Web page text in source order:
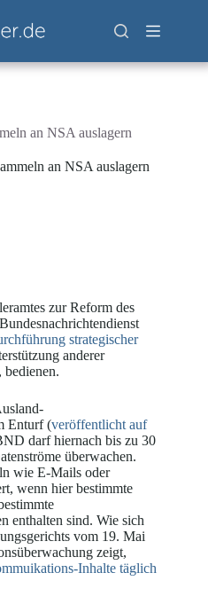
an NSA auslagern
an NSA auslagern
zur Reform des
strategischer
anderer
Enturf (veröffentlicht auf
darf hiernach bis zu 30
überwachen.
wie E-Mails oder
wenn hier bestimmte
enthalten sind. Wie sich
vom 19. Mai
zeigt,
Inhalte täglich